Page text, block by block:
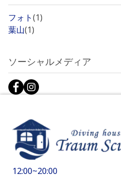
フォト(1)
葉山(1)
ソーシャルメディア
12:00~20:00